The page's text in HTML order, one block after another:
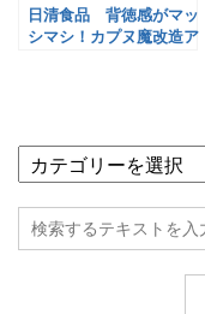
日清食品 背徳感がマッ
シマシ！カプヌ魔改造ア